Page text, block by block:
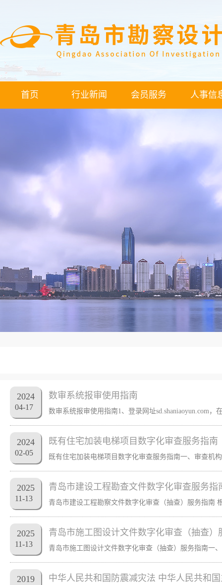
首页 行业新闻 会员服务 人事信
2024
04-17
数审系统报审使用指南
2024
02-05
既有住宅加装电梯项目数字化审查服务指南
2025
11-13
青岛市建设工程勘查文件数字化审查服务指
2025
11-13
青岛市施工图设计文件数字化审查（抽查）
2019 中华人民共和国防震减灾法 中华人民共和